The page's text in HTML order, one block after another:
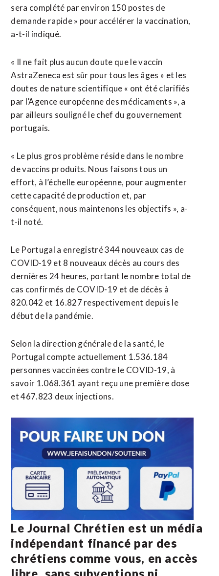
sera complété par environ 150 postes de
demande rapide » pour accélérer la vaccination,
a-t-il indiqué.
« Il ne fait plus aucun doute que le vaccin
AstraZeneca est sûr pour tous les âges » et les
doutes de nature scientifique « ont été clarifiés
par l’Agence européenne des médicaments », a
par ailleurs souligné le chef du gouvernement
portugais.
« Le plus gros problème réside dans le nombre
de vaccins produits. Nous faisons tous un
effort, à l’échelle européenne, pour augmenter
cette capacité de production et, par
conséquent, nous maintenons les objectifs », a-
t-il noté.
Le Portugal a enregistré 344 nouveaux cas de
COVID-19 et 8 nouveaux décès au cours des
dernières 24 heures, portant le nombre total de
cas confirmés de COVID-19 et de décès à
820.042 et 16.827 respectivement depuis le
début de la pandémie.
Selon la direction générale de la santé, le
Portugal compte actuellement 1.536.184
personnes vaccinées contre le COVID-19, à
savoir 1.068.361 ayant reçu une première dose
et 467.823 deux injections.
Le Journal Chrétien est un média
indépendant financé par des
chrétiens comme vous, en accès